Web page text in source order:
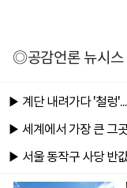
◎공감언론 뉴시스